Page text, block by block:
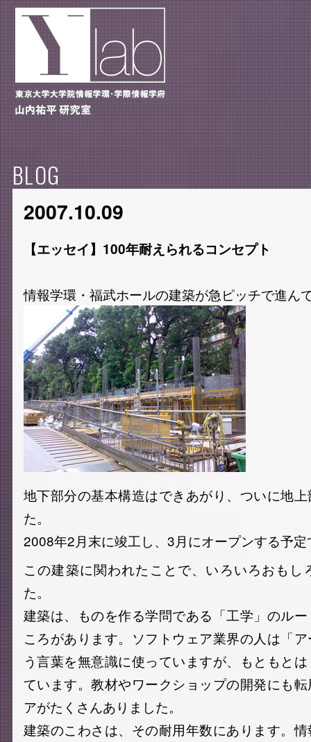
BLOG
2007.10.09
【エッセイ】100年耐えられるコンセプト
情報学環・福武ホールの建築が急ピッチで進ん
地下部分の基本構造はできあがり、ついに地
た。
2008年2月末に竣工し、3月にオープンする予定
この建築に関われたことで、いろいろおもし
た。
建築は、ものを作る学問である「工学」のル
ころがあります。ソフトウェア業界の人は「
う言葉を無意識に使っていますが、もともと
ています。教材やワークショップの開発にも
アがたくさんありました。
建築のこわさは、その耐用年数にあります。